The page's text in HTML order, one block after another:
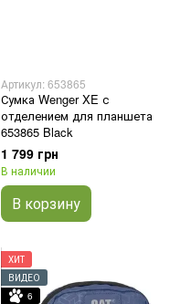
Артикул: 653865
Сумка Wenger XE с
отделением для планшета
653865 Black
1 799 грн
В наличии
В корзину
ХИТ
ВИДЕО
6